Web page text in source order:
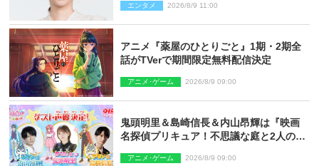
エンタメ 2026/8/9 11:00
アニメ『薬屋のひとりごと』1期・2期全
話がTVerで期間限定無料配信決定
アニメ･ゲーム 2026/8/9 09:00
鬼頭明里＆島崎信長＆内山昂輝は『映画
名探偵プリキュア！不思議な庭と2人の秘
アニメ･ゲーム 2026/8/9 09:00